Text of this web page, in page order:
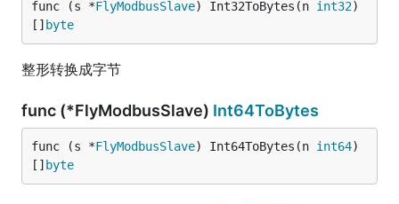
func (s *FlyModbusSlave) Int32ToBytes(n int32)
[] byte
整形转换成字节
func (*FlyModbusSlave) Int64ToBytes
func (s *FlyModbusSlave) Int64ToBytes(n int64)
[] byte